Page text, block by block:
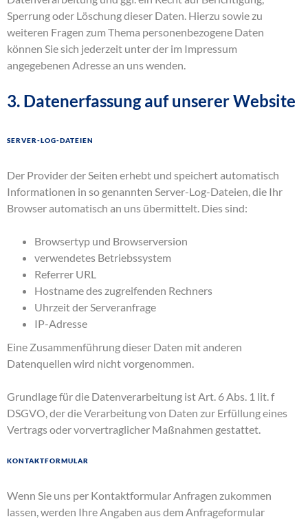
Sperrung oder Löschung dieser Daten. Hierzu sowie zu
weiteren Fragen zum Thema personenbezogene Daten
können Sie sich jederzeit unter der im Impressum
angegebenen Adresse an uns wenden.
3. Datenerfassung auf unserer Website
Server-Log-Dateien
Der Provider der Seiten erhebt und speichert automatisch
Informationen in so genannten Server-Log-Dateien, die Ihr
Browser automatisch an uns übermittelt. Dies sind:
Browsertyp und Browserversion
verwendetes Betriebssystem
Referrer URL
Hostname des zugreifenden Rechners
Uhrzeit der Serveranfrage
IP-Adresse
Eine Zusammenführung dieser Daten mit anderen
Datenquellen wird nicht vorgenommen.
Grundlage für die Datenverarbeitung ist Art. 6 Abs. 1 lit. f
DSGVO, der die Verarbeitung von Daten zur Erfüllung eines
Vertrags oder vorvertraglicher Maßnahmen gestattet.
Kontaktformular
Wenn Sie uns per Kontaktformular Anfragen zukommen
lassen, werden Ihre Angaben aus dem Anfrageformular